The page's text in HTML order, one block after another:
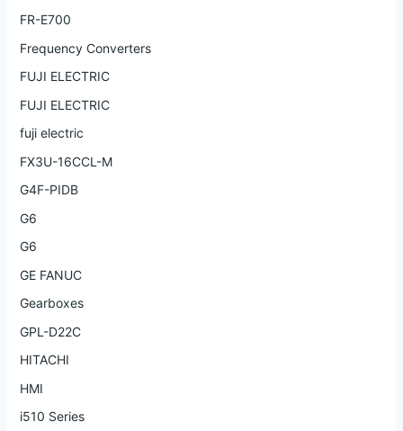
FR-E700
Frequency Converters
FUJI ELECTRIC
FUJI ELECTRIC
fuji electric
FX3U-16CCL-M
G4F-PIDB
G6
G6
GE FANUC
Gearboxes
GPL-D22C
HITACHI
HMI
i510 Series